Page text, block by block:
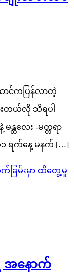
ာင်ကပြန်လာတဲ့
တယ်လို သိရပါ
န္တလေး -မတ္တရာ
၁ ရက်နေ့ မနက် […]
အနောက်